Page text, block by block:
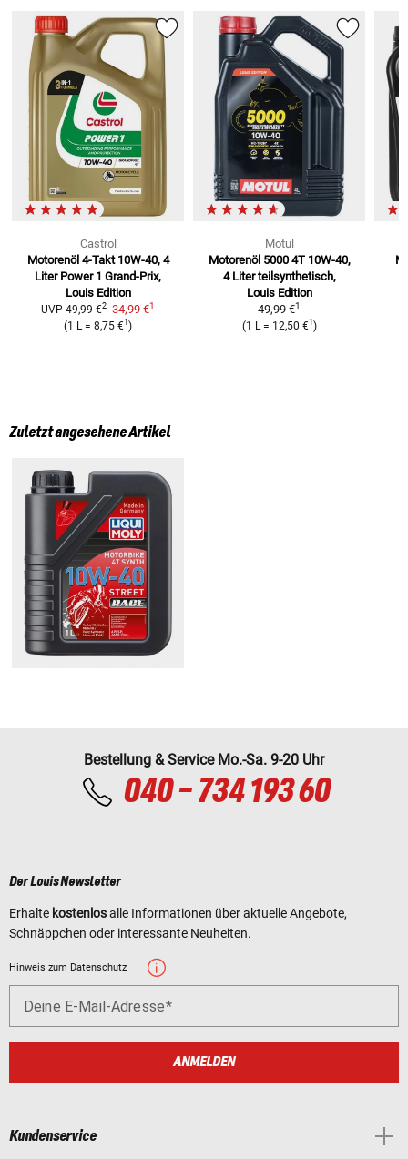
Castrol
Motorenöl 4-Takt 10W-40, 4
Liter Power 1 Grand-Prix,
Louis Edition
UVP 49,99 €2 34,99 €1
(1 L =8,75 €1)
Motul
Motorenöl 5000 4T 10W-40,
4 Liter teilsynthetisch,
Louis Edition
49,99 €1
(1 L = 12,50 €1 )
Zuletzt angesehene Artikel
Bestellung & Service Mo.-Sa. 9-20 Uhr
040 - 734 193 60
Der Louis Newsletter
Erhalte kostenlosalle Informationen über aktuelle Angebote,
Schnäppchen oder interessante Neuheiten.
Hinweis zum Datenschutz
Deine E-Mail-Adresse
ANMELDEN
Kundenservice